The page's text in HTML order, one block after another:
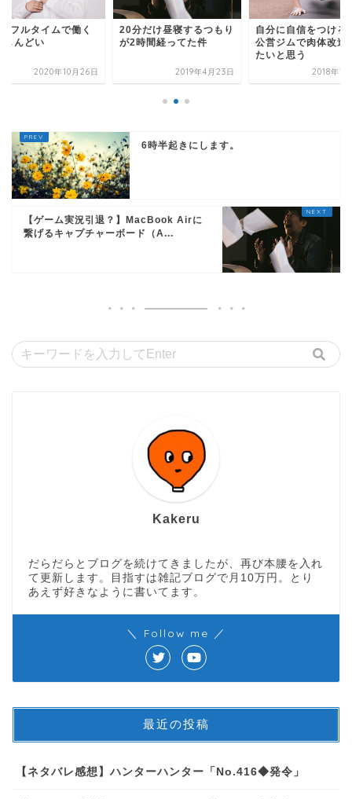
フルタイムで働く
しんどい
2020年10月26日
20分だけ昼寝するつもり
が2時間経ってた件
2019年4月23日
自分に自信をつける
公営ジムで肉体改造
たいと思う
2018年12
6時半起きにします。
【ゲーム実況引退？】MacBook Airに
繋げるキャプチャーボード（A...
Kakeru
だらだらとブログを続けてきましたが、再び本腰を入れ
て更新します。目指すは雑記ブログで月10万円。とり
あえず好きなように書いてます。
＼ Follow me ／
最近の投稿
【ネタバレ感想】ハンターハンター「No.416◆発令」